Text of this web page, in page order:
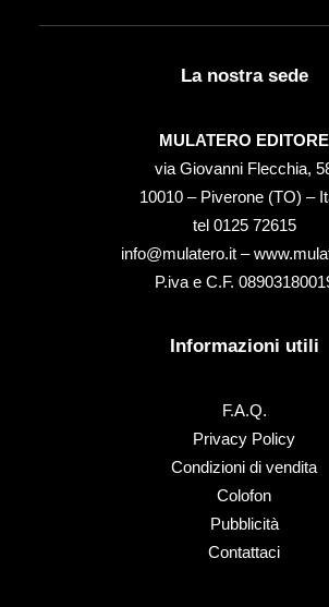
La nostra sede
MULATERO EDITORE
via Giovanni Flecchia,
10010 – Piverone (TO) –
tel ‭0125 72615‬
info@mulatero.it –
P.iva e C.F.
Informazioni utili
F.A.Q.
Privacy Policy
Condizioni di vendita
Colofon
Pubblicità
Contattaci